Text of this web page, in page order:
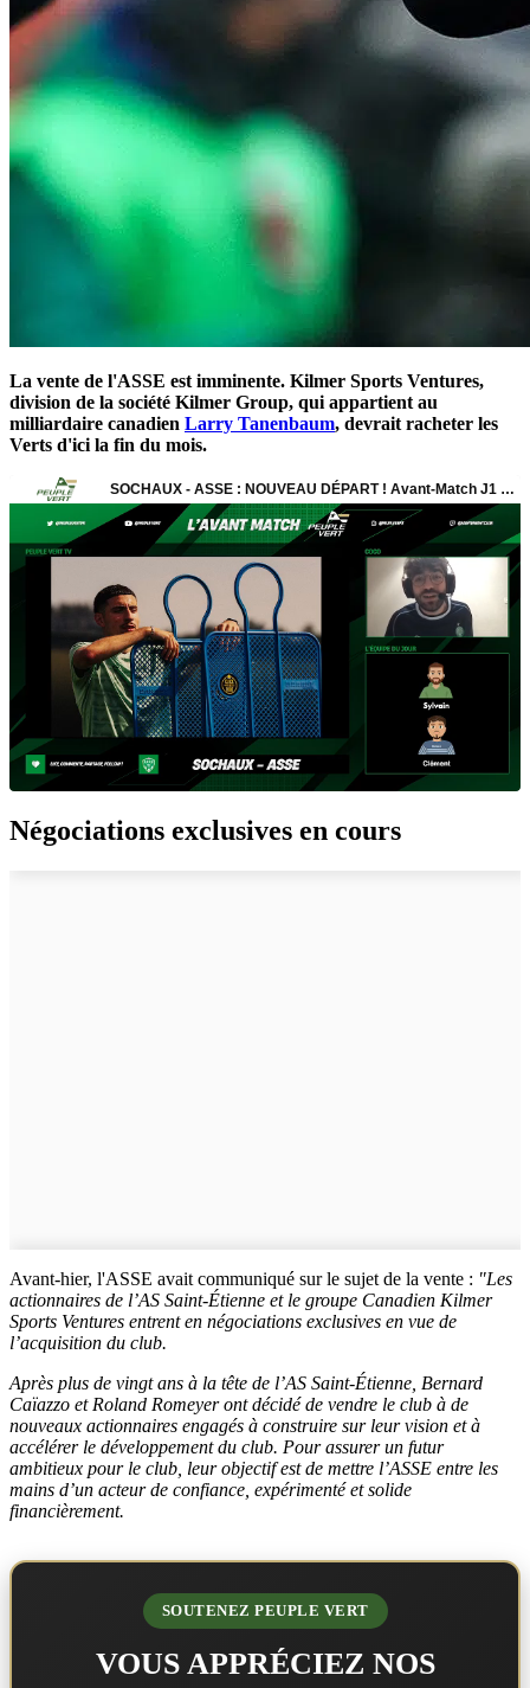
La vente de l'ASSE est imminente. Kilmer Sports Ventures,
division de la société Kilmer Group, qui appartient au
milliardaire canadien Larry Tanenbaum, devrait racheter les
Verts d'ici la fin du mois.
Négociations exclusives en cours
Avant-hier, l'ASSE avait communiqué sur le sujet de la vente : "Les
actionnaires de l’AS Saint-Étienne et le groupe Canadien Kilmer
Sports Ventures entrent en négociations exclusives en vue de
l’acquisition du club.
Après plus de vingt ans à la tête de l’AS Saint-Étienne, Bernard
Caïazzo et Roland Romeyer ont décidé de vendre le club à de
nouveaux actionnaires engagés à construire sur leur vision et à
accélérer le développement du club. Pour assurer un futur
ambitieux pour le club, leur objectif est de mettre l’ASSE entre les
mains d’un acteur de confiance, expérimenté et solide
financièrement.
SOUTENEZ PEUPLE VERT
VOUS APPRÉCIEZ NOS